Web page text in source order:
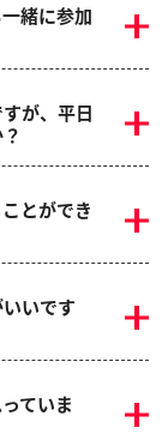
緒に参加
が、平日
とができ
いです
ていま